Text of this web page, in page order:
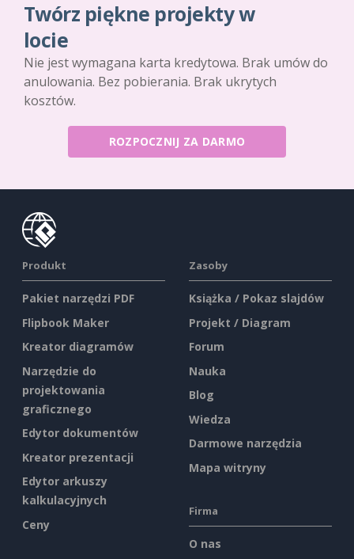
Twórz piękne projekty w
locie
Nie jest wymagana karta kredytowa. Brak umów do
anulowania. Bez pobierania. Brak ukrytych
kosztów.
ROZPOCZNIJ ZA DARMO
Produkt
Pakiet narzędzi PDF
Flipbook Maker
Kreator diagramów
Narzędzie do
projektowania
graficznego
Edytor dokumentów
Kreator prezentacji
Edytor arkuszy
kalkulacyjnych
Ceny
Zasoby
Książka / Pokaz slajdów
Projekt / Diagram
Forum
Nauka
Blog
Wiedza
Darmowe narzędzia
Mapa witryny
Firma
O nas